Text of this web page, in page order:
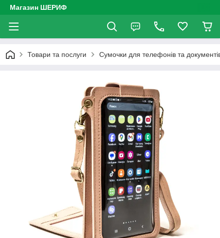
Магазин ШЕРИФ
Товари та послуги Сумочки для телефонів та